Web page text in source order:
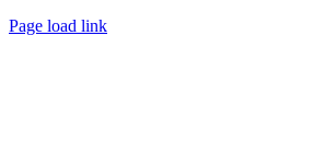
Page load link